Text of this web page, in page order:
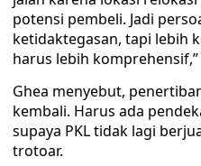
potensi pembeli. Jadi
ketidaktegasan, tapi lebih
harus lebih
Ghea menyebut,
kembali. Harus ada
supaya PKL tidak lagi
trotoar.